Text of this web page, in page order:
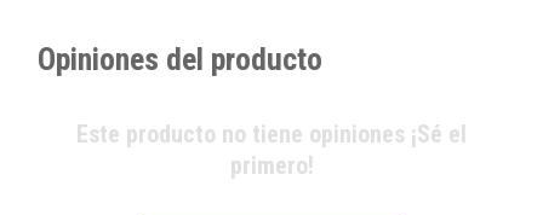
Opiniones del producto
Este producto no tiene opiniones ¡Sé el
primero!